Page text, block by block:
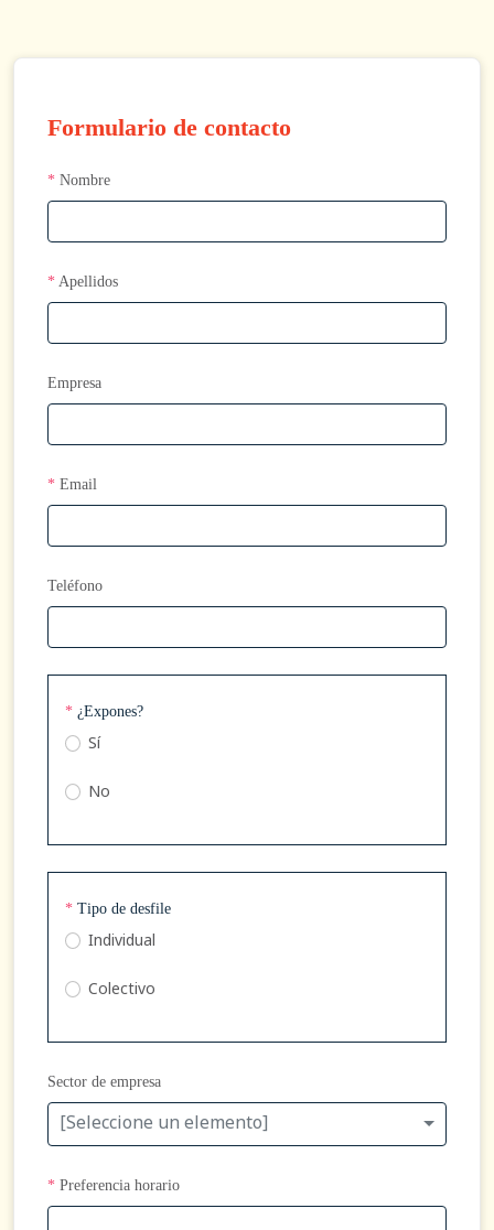
Formulario de contacto
* Nombre
* Apellidos
Empresa
* Email
Teléfono
* ¿Expones?
Sí
No
* Tipo de desfile
Individual
Colectivo
Sector de empresa
[Seleccione un elemento]
* Preferencia horario